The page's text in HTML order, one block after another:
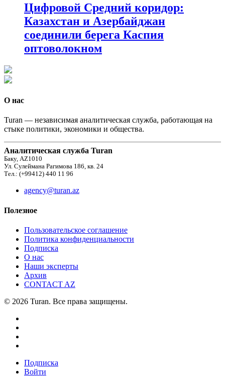
Цифровой Средний коридор:
Казахстан и Азербайджан
соединили берега Каспия
оптоволокном
О нас
Turan — независимая аналитическая служба, работающая на
стыке политики, экономики и общества.
Аналитическая служба Turan
Баку, AZ1010
Ул. Сулеймана Рагимова 186, кв. 24
Тел.: (+99412) 440 11 96
agency@turan.az
Полезное
Пользовательское соглашение
Политика конфиденциальности
Подписка
О нас
Наши эксперты
Архив
CONTACT AZ
© 2026 Turan. Все права защищены.
Подписка
Войти